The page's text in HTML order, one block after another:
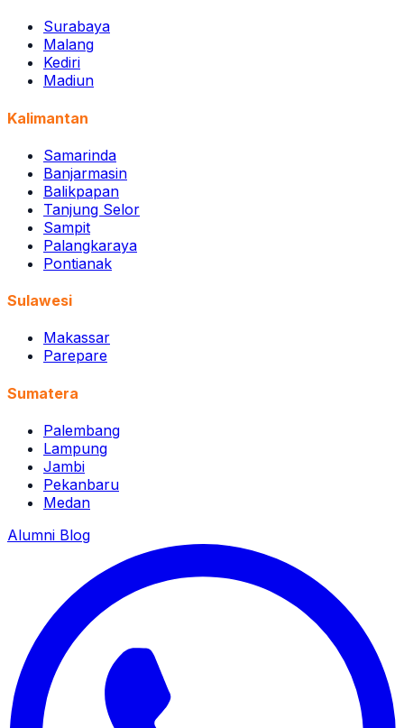
Surabaya
Malang
Kediri
Madiun
Kalimantan
Samarinda
Banjarmasin
Balikpapan
Tanjung Selor
Sampit
Palangkaraya
Pontianak
Sulawesi
Makassar
Parepare
Sumatera
Palembang
Lampung
Jambi
Pekanbaru
Medan
Alumni Blog